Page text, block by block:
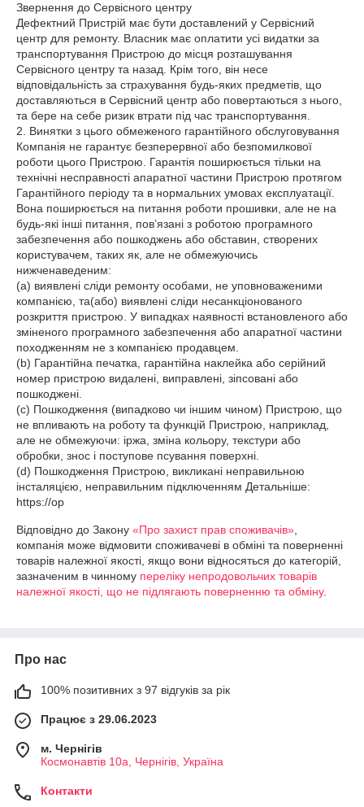
Звернення до Сервісного центру
Дефектний Пристрій має бути доставлений у Сервісний
центр для ремонту. Власник має оплатити усі видатки за
транспортування Пристрою до місця розташування
Сервісного центру та назад. Крім того, він несе
відповідальність за страхування будь-яких предметів, що
доставляються в Сервісний центр або повертаються з нього,
та бере на себе ризик втрати під час транспортування.
2. Винятки з цього обмеженого гарантійного обслуговування
Компанія не гарантує безперервної або безпомилкової
роботи цього Пристрою. Гарантія поширюється тільки на
технічні несправності апаратної частини Пристрою протягом
Гарантійного періоду та в нормальних умовах експлуатації.
Вона поширюється на питання роботи прошивки, але не на
будь-які інші питання, пов’язані з роботою програмного
забезпечення або пошкоджень або обставин, створених
користувачем, таких як, але не обмежуючись
нижченаведеним:
(а) виявлені сліди ремонту особами, не уповноваженими
компанією, та(або) виявлені сліди несанкціонованого
розкриття пристрою. У випадках наявності встановленого або
зміненого програмного забезпечення або апаратної частини
походженням не з компанією продавцем.
(b) Гарантійна печатка, гарантійна наклейка або серійний
номер пристрою видалені, виправлені, зіпсовані або
пошкоджені.
(c) Пошкодження (випадково чи іншим чином) Пристрою, що
не впливають на роботу та функцій Пристрою, наприклад,
але не обмежуючи: іржа, зміна кольору, текстури або
обробки, знос і поступове псування поверхні.
(d) Пошкодження Пристрою, викликані неправильною
інсталяцією, неправильним підключенням Детальніше:
https://op
Відповідно до Закону «Про захист прав споживачів»
компанія може відмовити споживачеві в обміні та поверненні
товарів належної якості, якщо вони відносяться до категорій,
зазначеним в чинному переліку непродовольчих товарів
належної якості, що не підлягають поверненню та обміну.
Про нас
100% позитивних з 97 відгуків за рік
Працює з 29.06.2023
м. Чернігів
Космонавтів 10а, Чернігів, Україна
Контакти